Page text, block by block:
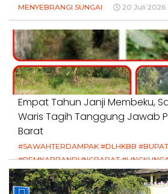
MENYEBRANGI SUNGAI 20 Juli 2026
Empat Tahun Janji Membeku,
Waris Tagih Tanggung Jawab
Barat
#SAWAHTERDAMPAK #DLHKBB
#PEMKABBANDUNGBARAT
#HAKPETANI #KEADILANUNTUKPETANI
#NORMALISASISALURAN #IRIGASIRUSAK